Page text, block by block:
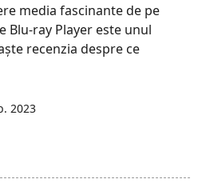
media fascinante de pe
Blu-ray Player este unul
recenzia despre ce
2023